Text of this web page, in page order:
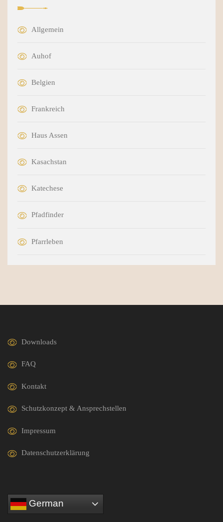
Allgemein
Auhof
Belgien
Frankreich
Haus Assen
Kasachstan
Katechese
Pfadfinder
Pfarrleben
Downloads
FAQ
Kontakt
Schutzkonzept & Ansprechstellen
Impressum
Datenschutzerklärung
German